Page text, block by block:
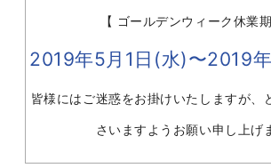
【 ゴールデンウィーク休業期
2019年5月1日(水)〜2019
皆様にはご迷惑をお掛けいたしますが、
さいますようお願い申し上げ